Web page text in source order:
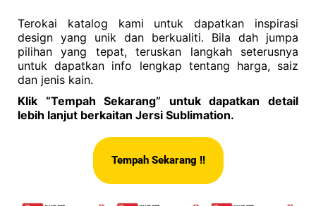
Terokai katalog kami untuk dapatkan inspirasi
design yang unik dan berkualiti. Bila dah jumpa
pilihan yang tepat, teruskan langkah seterusnya
untuk dapatkan info lengkap tentang harga, saiz
dan jenis kain.
Klik “Tempah Sekarang” untuk dapatkan detail
lebih lanjut berkaitan Jersi Sublimation.
Tempah Sekarang !!